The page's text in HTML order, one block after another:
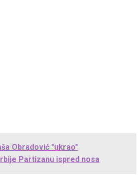
Obradović "ukrao"
Partizanu ispred nosa